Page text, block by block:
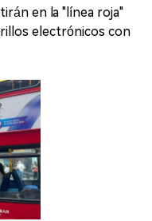
en la "línea roja"
electrónicos con